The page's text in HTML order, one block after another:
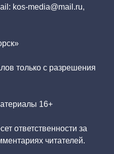
kos-media@mail.ru,
только с разрешения
16+
ответственности за
читателей.